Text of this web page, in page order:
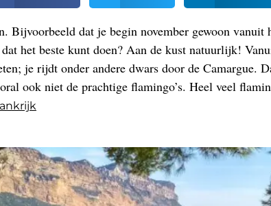
dat je begin november gewoon
het beste kunt doen? Aan de kust natuurlijk!
je rijdt onder andere dwars door de
ook niet de prachtige flamingo’s. Heel veel